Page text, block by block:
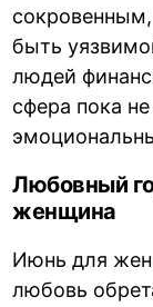
сокровенным,
быть
людей
сфера пока
Любовный
женщина
Июнь для
любовь